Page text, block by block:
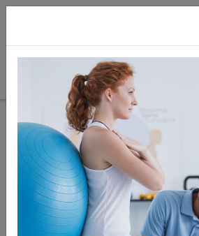
Ausstattung
Zur
Übersicht
Artikel
zurück